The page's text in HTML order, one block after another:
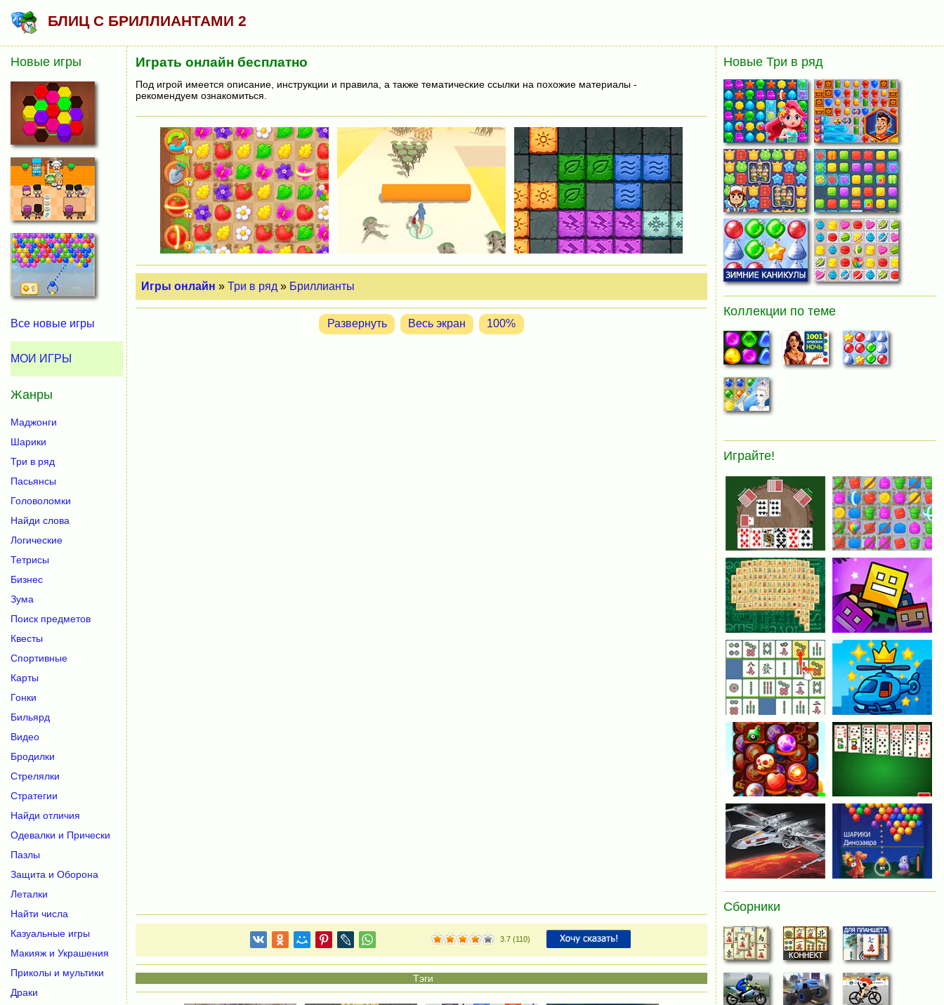
БЛИЦ С БРИЛЛИАНТАМИ 2
Играть онлайн бесплатно
Под игрой имеется описание, инструкции и правила, а также тематические ссылки на похожие материалы -
рекомендуем ознакомиться.
Игры онлайн » Три в ряд » Бриллианты
Развернуть Весь экран 100%
3.7(110)
Новые игры
Все новые игры
МОИ ИГРЫ
Жанры
Маджонги
Шарики
Три в ряд
Пасьянсы
Головоломки
Найди слова
Логические
Тетрисы
Бизнес
Зума
Поиск предметов
Квесты
Спортивные
Карты
Гонки
Бильярд
Видео
Бродилки
Стрелялки
Стратегии
Найди отличия
Одевалки и Прически
Пазлы
Защита и Оборона
Леталки
Найти числа
Казуальные игры
Макияж и Украшения
Приколы и мультики
Драки
Новые Три в ряд
Коллекции по теме
Играйте!
Сборники